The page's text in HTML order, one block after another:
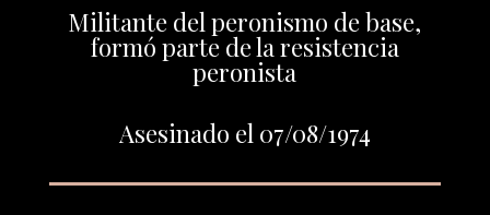
Militante del peronismo de base,
formó parte de la resistencia
peronista
Asesinado el 07/08/1974